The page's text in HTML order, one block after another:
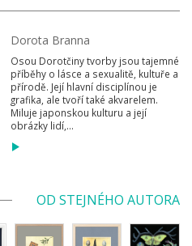
Dorota Branna
Osou Dorotčiny tvorby jsou tajemné
příběhy o lásce a sexualitě, kultuře a
přírodě. Její hlavní disciplínou je
grafika, ale tvoří také akvarelem.
Miluje japonskou kulturu a její
obrázky lidí,...
OD STEJNÉHO AUTORA